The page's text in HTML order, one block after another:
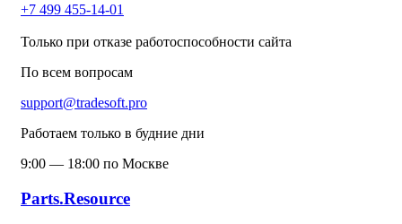
+7 499 455-14-01
Только при отказе работоспособности сайта
По всем вопросам
support@tradesoft.pro
Работаем только в будние дни
9:00 — 18:00 по Москве
Parts.Resource